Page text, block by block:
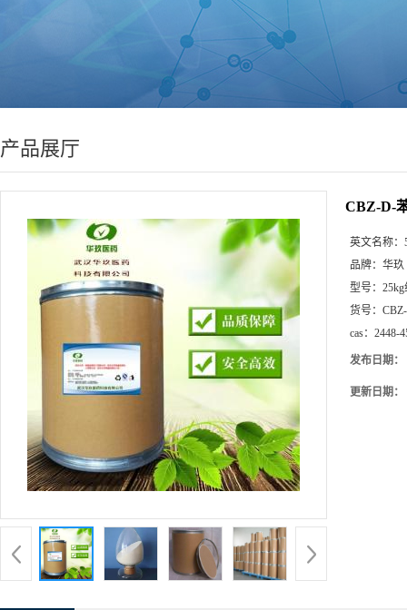
产品展厅
CBZ-D-
英文名称：
品牌： 华玖
型号：
货号：
cas： 2448-
发布日期：
更新日期：